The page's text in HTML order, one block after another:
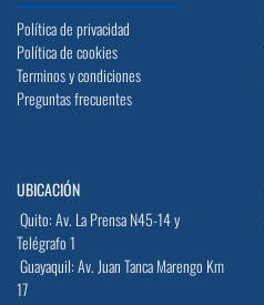
Política de privacidad
Política de cookies
Terminos y condiciones
Preguntas frecuentes
UBICACIÓN
Quito: Av. La Prensa N45-14 y
Telégrafo 1
Guayaquil: Av. Juan Tanca Marengo Km
17